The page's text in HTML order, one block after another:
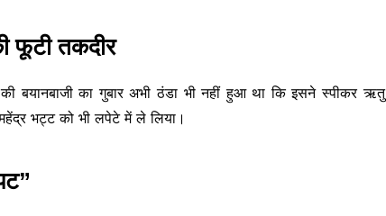
फूटी तकदीर
बयानबाजी का गुबार अभी ठंडा भी नहीं हुआ था कि इसने स्पीकर
भट्ट को भी लपेटे में ले लिया।